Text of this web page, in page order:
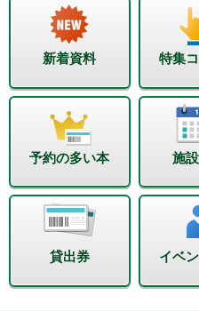
新着資料 特集
予約の多い本 施
貸出券 イベ